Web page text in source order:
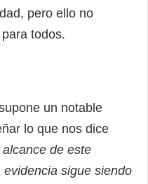
pero ello no
todos.
un notable
lo que nos dice
de este
sigue siendo